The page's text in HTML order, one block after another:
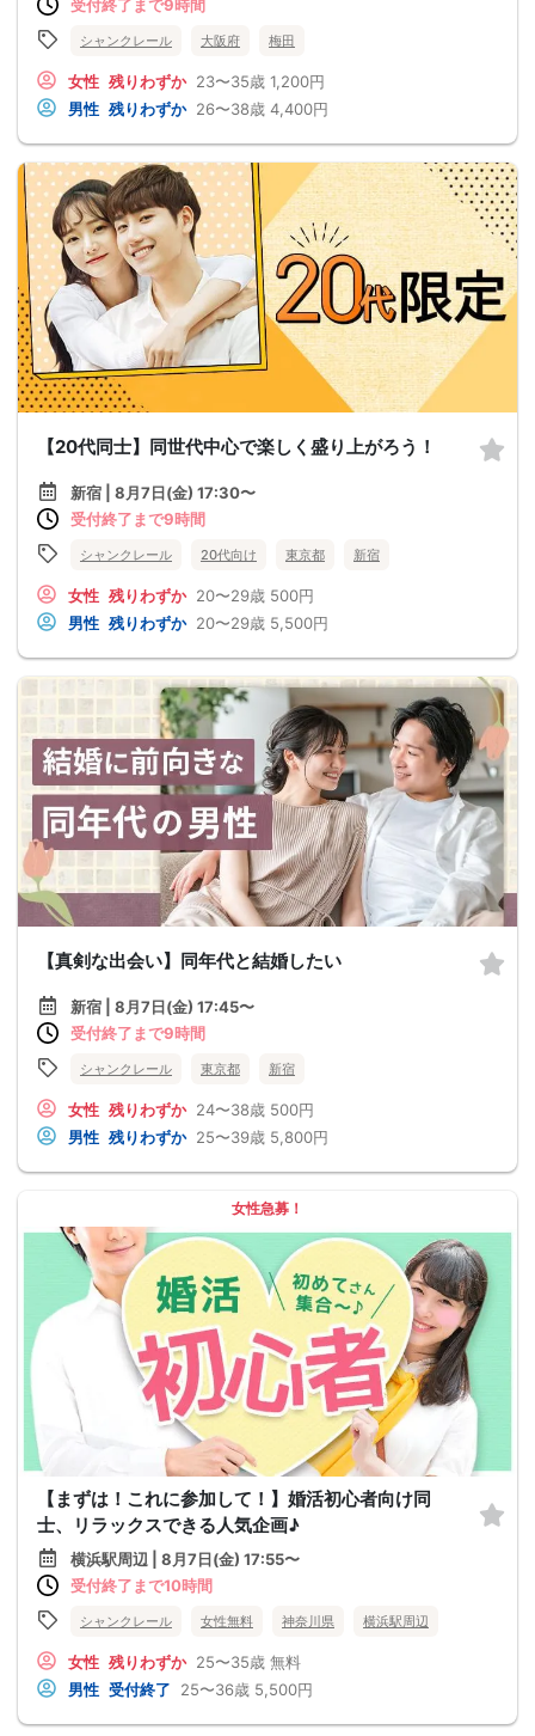
受付終了まで9時間
シャンクレール 大阪府 梅田
女性 残りわずか 23〜35歳 1,200円
男性 残りわずか 26〜38歳 4,400円
【20代同士】同世代中心で楽しく盛り上がろう！
新宿 | 8月7日(金) 17:30〜
受付終了まで9時間
シャンクレール 20代向け 東京都 新宿
女性 残りわずか 20〜29歳 500円
男性 残りわずか 20〜29歳 5,500円
【真剣な出会い】同年代と結婚したい
新宿 | 8月7日(金) 17:45〜
受付終了まで9時間
シャンクレール 東京都 新宿
女性 残りわずか 24〜38歳 500円
男性 残りわずか 25〜39歳 5,800円
女性急募！
【まずは！これに参加して！】婚活初心者向け同
士、リラックスできる人気企画♪
横浜駅周辺 | 8月7日(金) 17:55〜
受付終了まで10時間
シャンクレール 女性無料 神奈川県 横浜駅周辺
女性 残りわずか 25〜35歳 無料
男性 受付終了 25〜36歳 5,500円